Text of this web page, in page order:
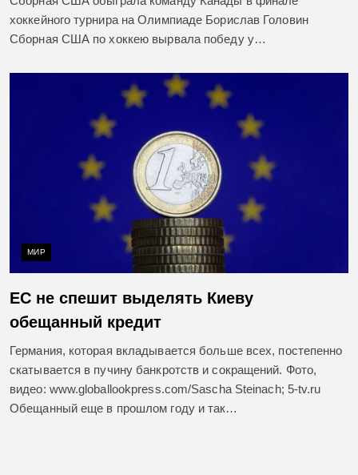
хоккейного турнира на Олимпиаде Борислав Головин
Сборная США по хоккею вырвала победу у…
МИР
ЕС не спешит выделять Киеву
обещанный кредит
Германия, которая вкладывается больше всех, постепенно
скатывается в пучину банкротств и сокращений. Фото,
видео: www.globallookpress.com/Sascha Steinach; 5-tv.ru
Обещанный еще в прошлом году и так…